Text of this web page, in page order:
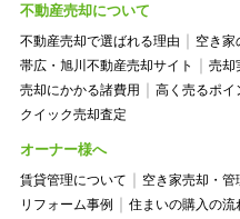
不動産売却について
不動産売却で選ばれる理由
空き家
帯広・旭川不動産売却サイト
売却
売却にかかる諸費用
高く売るポイ
クイック売却査定
オーナー様へ
賃貸管理について 空き家売却・管
リフォーム事例
住まいの購入の流